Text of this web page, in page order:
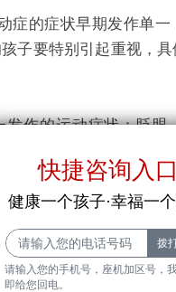
的症状早期发作单一
子要特别引起重视，
作的运动症状：眨眼
头、摇头、耸肩、弹指等;
的声音症状：为快速
断地清嗓子、咳嗽
的尖叫声。
快捷咨询入口
健康一个孩子·幸福一
请输入您的手机号，座机加区号，
即给您回电。